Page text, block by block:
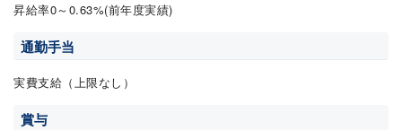
昇給率0～0.63%(前年度実績)
通勤手当
実費支給（上限なし）
賞与